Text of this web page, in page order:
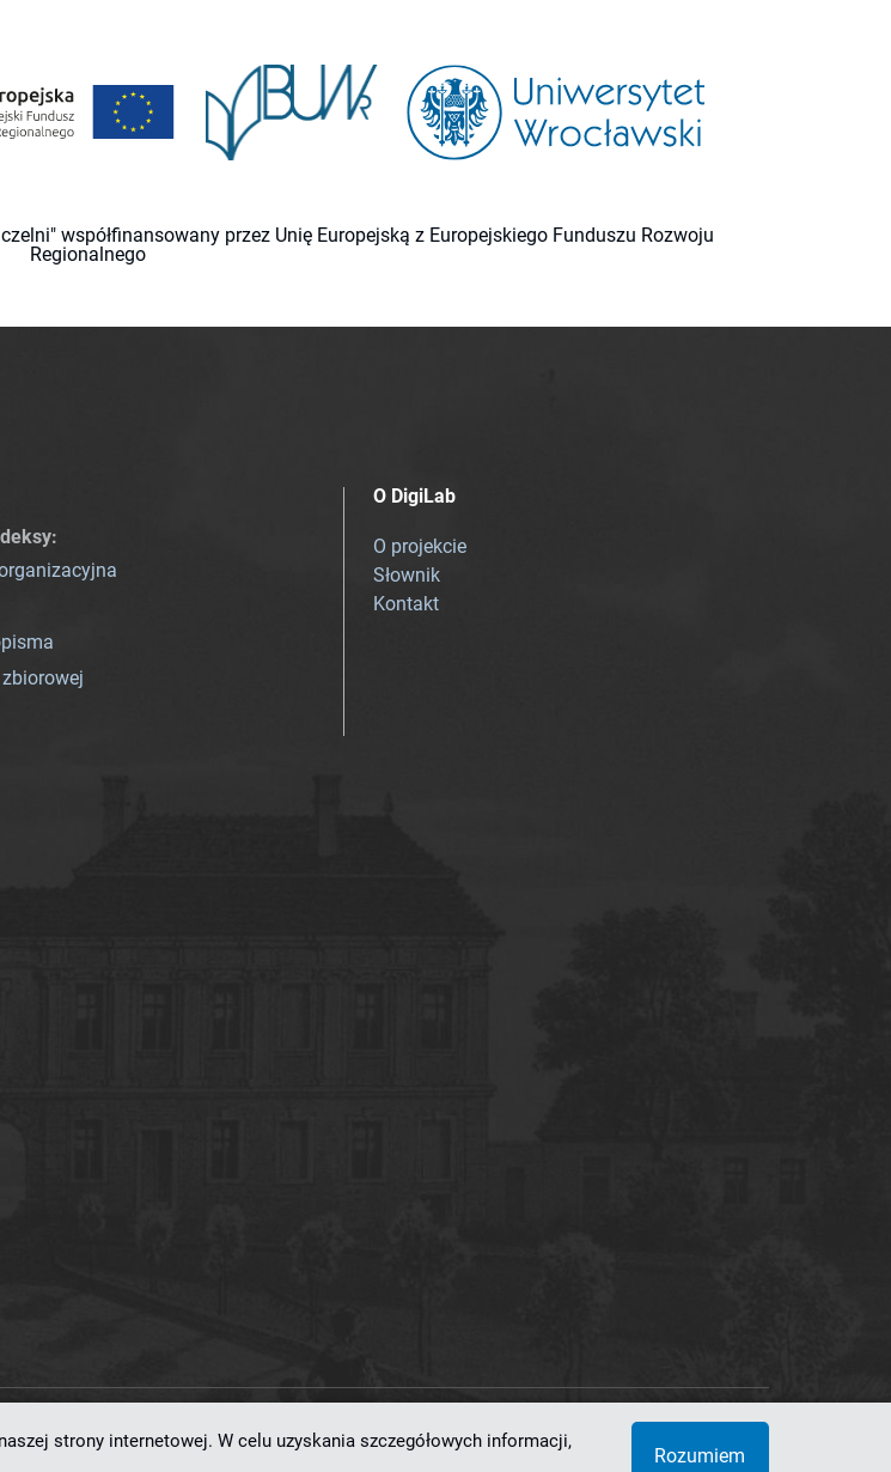
współfinansowany przez Unię Europejską z Europejskiego Funduszu Rozwoju
Regionalnego
:
O DigiLab
O projekcie
Słownik
Kontakt
opracowanemu przezPoznańskie Centrum Superkomputerowo-Sieciowe
strony internetowej. W celu uzyskania szczegółowych informacji,
Rozumiem